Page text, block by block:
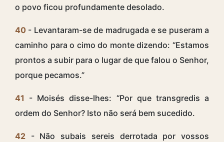
o povo ficou profundamente desolado.
40 - Levantaram-se de madrugada e se puseram a
caminho para o cimo do monte dizendo: “Estamos
prontos a subir para o lugar de que falou o Senhor,
porque pecamos.”
41 - Moisés disse-lhes: “Por que transgredis a
ordem do Senhor? Isto não será bem sucedido.
42 - Não subais sereis derrotada por vossos